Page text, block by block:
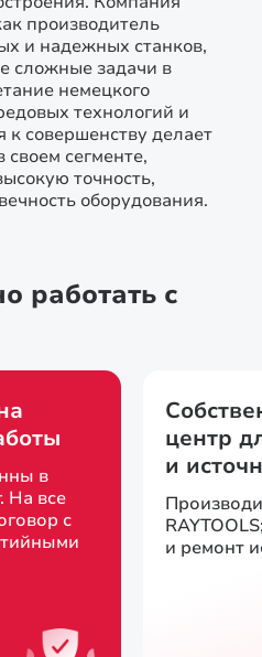
производитель
и надежных станков,
сложные задачи в
немецкого
технологий и
к совершенству делает
сегменте,
точность,
оборудования.
работать с
в
На все
с
центр
и
и ремонт